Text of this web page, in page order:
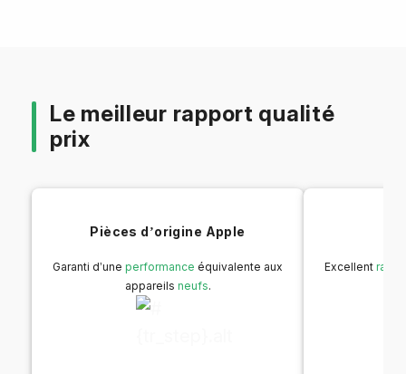
Le meilleur rapport qualité
prix
Pièces d’origine Apple
Garanti d’une performance équivalente aux
appareils neufs.
Excellent